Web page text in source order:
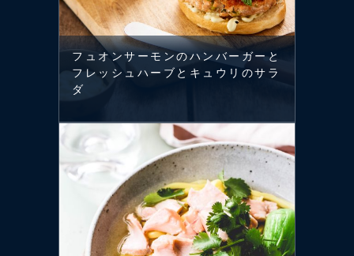
フュオンサーモンのハンバーガーと
フレッシュハーブとキュウリのサラ
ダ